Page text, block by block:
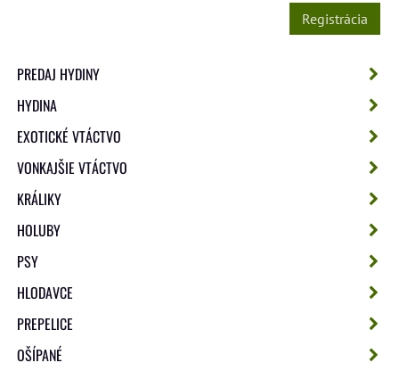
Registrácia
PREDAJ HYDINY
HYDINA
EXOTICKÉ VTÁCTVO
VONKAJŠIE VTÁCTVO
KRÁLIKY
HOLUBY
PSY
HLODAVCE
PREPELICE
OŠÍPANÉ